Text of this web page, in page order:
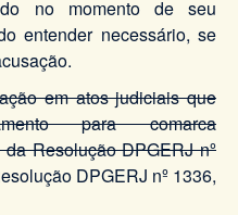
no momento de seu
entender necessário, se
em atos judiciais que
para comarca
Resolução DPGERJ nº
DPGERJ nº 1336,